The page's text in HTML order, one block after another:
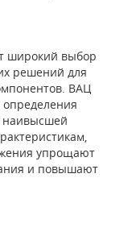
широкий выбор
решений для
ВАЦ
наивысшей
упрощают
и повышают